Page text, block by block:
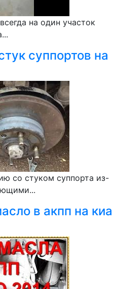
на один участок
суппортов на
со стуком суппорта из-
в акпп на киа